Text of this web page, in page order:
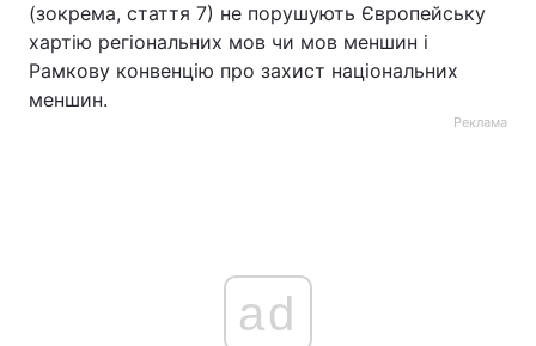
(зокрема, стаття 7) не порушують Європейську
хартію регіональних мов чи мов меншин і
Рамкову конвенцію про захист національних
меншин.
Реклама
ad